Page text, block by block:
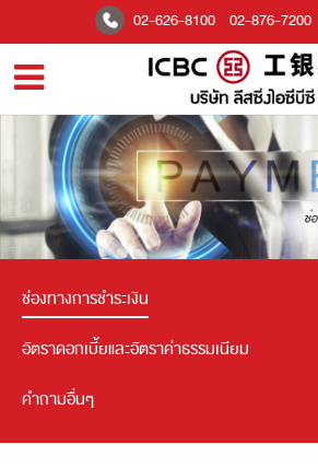
02-626-8100 02-876-7200
ช่องทางการชำระเงิน
อัตราดอกเบี้ยและอัตราค่าธรรมเนียม
คำถามอื่นๆ